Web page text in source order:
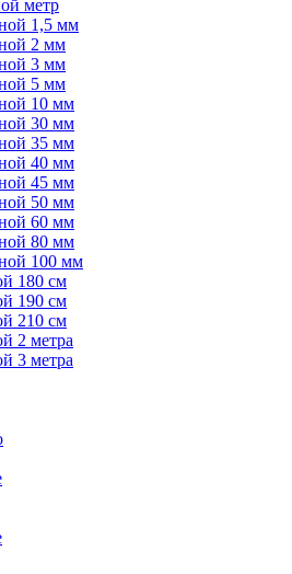
метр
1,5 мм
2 мм
3 мм
5 мм
10 мм
30 мм
35 мм
40 мм
45 мм
50 мм
60 мм
80 мм
100 мм
180 см
190 см
210 см
2 метра
3 метра